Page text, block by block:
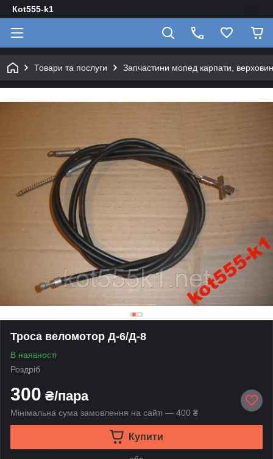
Кot555-k1
Товари та послуги Запчастини мопед карпати,
Троса веломотор Д-6/Д-8
В наявності
Роздріб
300 ₴/пара
Мінімальна сума замовлення на сайті — 400 ₴
Купити